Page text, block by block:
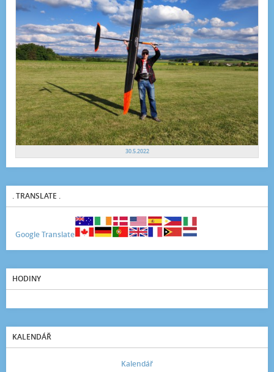
30.5.2022
. TRANSLATE .
Google Translate
HODINY
KALENDÁŘ
Kalendář